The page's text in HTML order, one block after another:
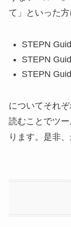
て」といった
STEPN
STEPN
STEPN
についてそれ
読むことでツ
ります。是非